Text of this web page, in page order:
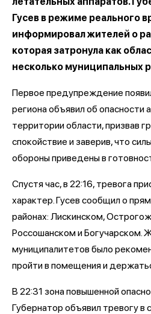
Гусев в режиме реального
информировал жителей о
которая затронула как
несколько муниципальных
Первое предупреждение
региона объявил об опасности
территории области, призвав
спокойствие и заверив, что
обороны приведены в
Спустя час, в 22:16, тревога
характер. Гусев сообщил о
районах: Лискинском,
Россошанском и Богучарском.
муниципалитетов было
пройти в помещения и
В 22:31 зона повышенной
Губернатор объявил тревогу в